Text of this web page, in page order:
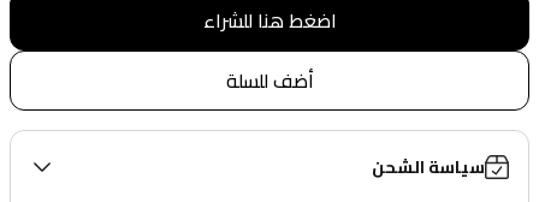
اضغط هنا للشراء
أضف للسلة
سياسة الشحن